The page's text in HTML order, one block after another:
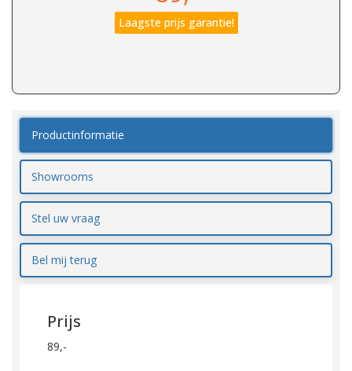
Laagste prijs garantie!
Productinformatie
Showrooms
Stel uw vraag
Bel mij terug
Prijs
89,-